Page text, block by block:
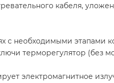
кабеля,
с необходимыми этапами
терморегулятор (без
электромагнитное